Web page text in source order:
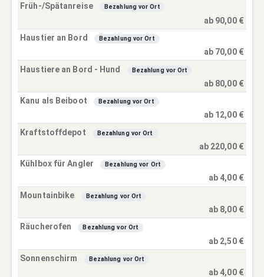
Früh-/Spätanreise
Bezahlung vor Ort
ab 90,00 €
Haustier an Bord
Bezahlung vor Ort
ab 70,00 €
Haustiere an Bord - Hund
Bezahlung vor Ort
ab 80,00 €
Kanu als Beiboot
Bezahlung vor Ort
ab 12,00 €
Kraftstoffdepot
Bezahlung vor Ort
ab 220,00 €
Kühlbox für Angler
Bezahlung vor Ort
ab 4,00 €
Mountainbike
Bezahlung vor Ort
ab 8,00 €
Räucherofen
Bezahlung vor Ort
ab 2,50 €
Sonnenschirm
Bezahlung vor Ort
ab 4,00 €